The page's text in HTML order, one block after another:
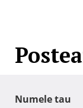
Numele tau